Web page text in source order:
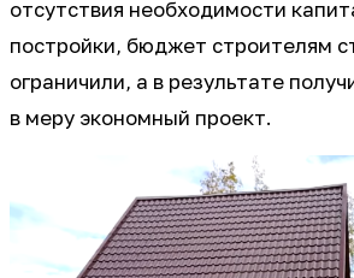
отсутствия необходимости
постройки, бюджет строителям
ограничили, а в результате
в меру экономный проект.